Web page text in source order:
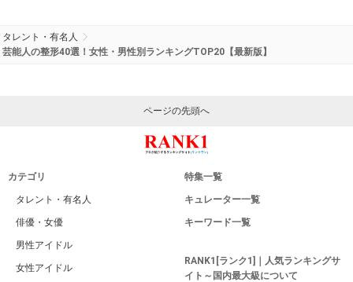
タレント・有名人
芸能人の整形40選！女性・男性別ランキングTOP20【最新版】
ページの先頭へ
カテゴリ
タレント・有名人
俳優・女優
男性アイドル
女性アイドル
特集一覧
キュレーター一覧
キーワード一覧
RANK1[ランク1]｜人気ランキングサ
イト～国内最大級について